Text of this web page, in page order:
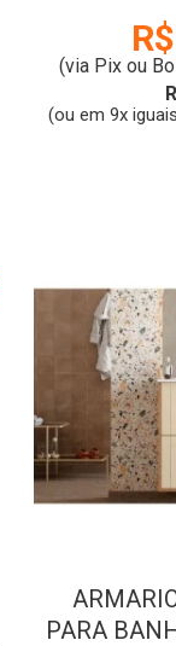
(via Pix ou
(ou em 9x
PARA